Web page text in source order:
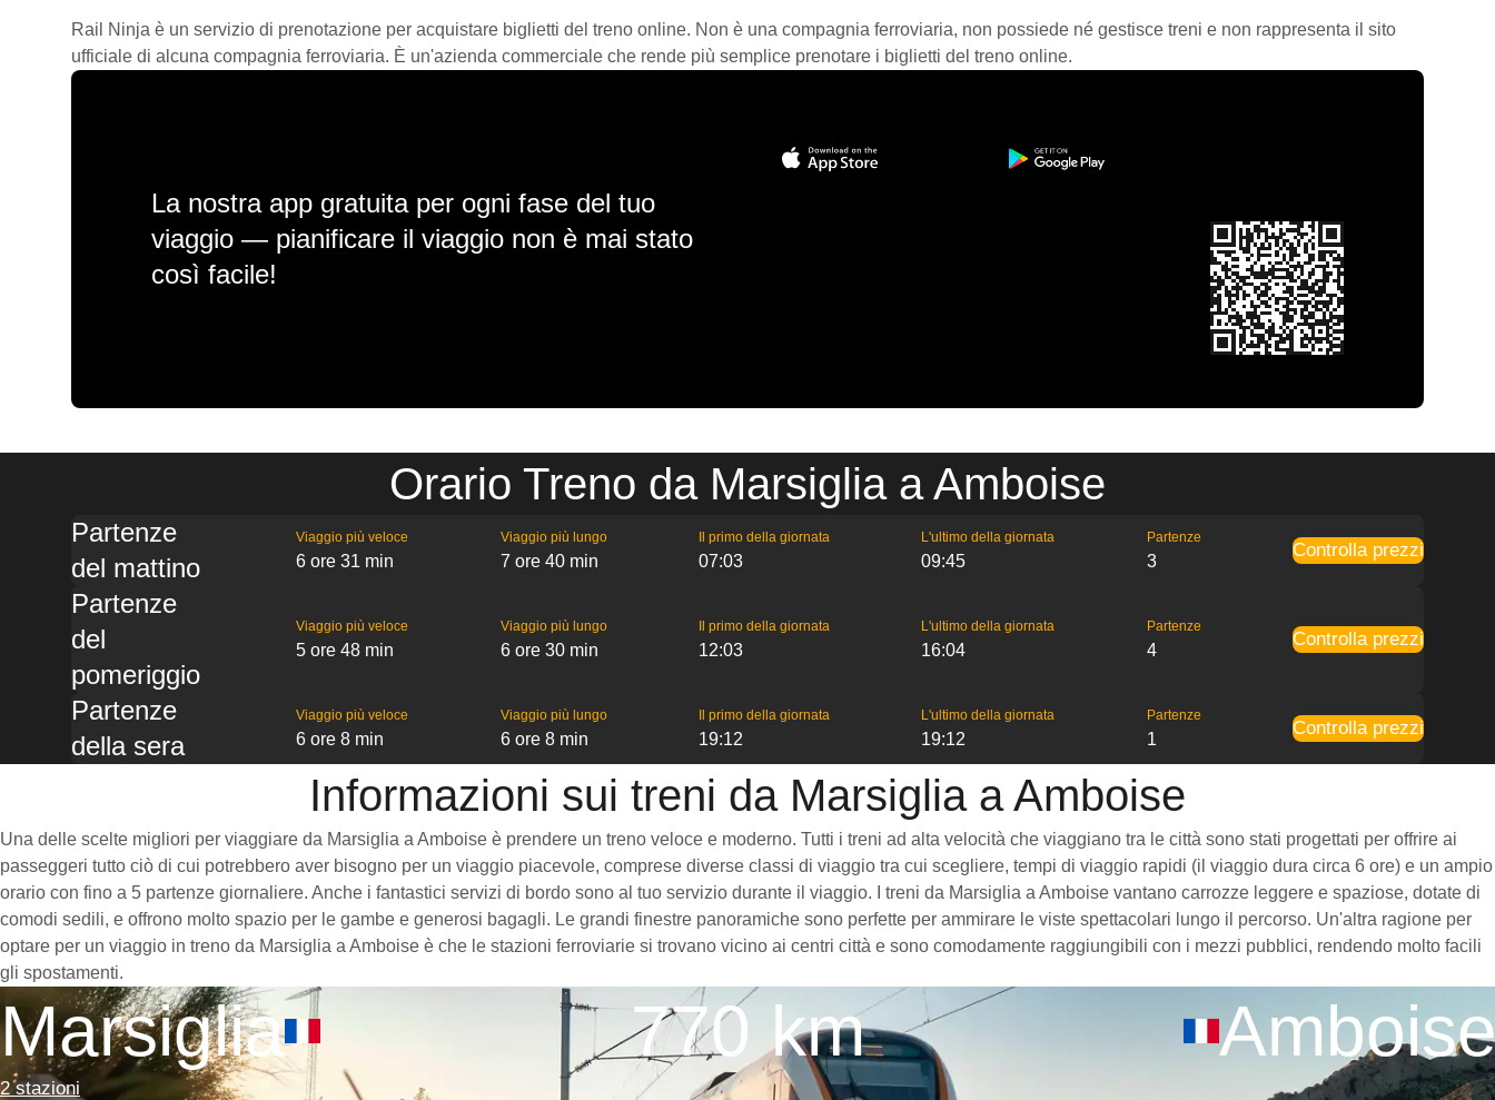
Rail Ninja è un servizio di prenotazione per acquistare biglietti del treno online. Non è una compagnia ferroviaria, non possiede né gestisce treni e non rappresenta il sito
ufficiale di alcuna compagnia ferroviaria. È un'azienda commerciale che rende più semplice prenotare i biglietti del treno online.
La nostra app gratuita per ogni fase del tuo
viaggio — pianificare il viaggio non è mai stato
così facile!
Orario Treno da Marsiglia a Amboise
Partenze
del mattino
Viaggio più veloce
6 ore 31 min
Viaggio più lungo
7 ore 40 min
Il primo della giornata
07:03
L'ultimo della giornata
09:45
Partenze
3
Controlla prezzi
Partenze
del
pomeriggio
Viaggio più veloce
5 ore 48 min
Viaggio più lungo
6 ore 30 min
Il primo della giornata
12:03
L'ultimo della giornata
16:04
Partenze
4
Controlla prezzi
Partenze
della sera
Viaggio più veloce
6 ore 8 min
Viaggio più lungo
6 ore 8 min
Il primo della giornata
19:12
L'ultimo della giornata
19:12
Partenze
1
Controlla prezzi
Informazioni sui treni da Marsiglia a Amboise
Una delle scelte migliori per viaggiare da Marsiglia a Amboise è prendere un treno veloce e moderno. Tutti i treni ad alta velocità che viaggiano tra le città sono stati progettati per offrire ai
passeggeri tutto ciò di cui potrebbero aver bisogno per un viaggio piacevole, comprese diverse classi di viaggio tra cui scegliere, tempi di viaggio rapidi (il viaggio dura circa 6 ore) e un ampio
orario con fino a 5 partenze giornaliere. Anche i fantastici servizi di bordo sono al tuo servizio durante il viaggio. I treni da Marsiglia a Amboise vantano carrozze leggere e spaziose, dotate di
comodi sedili, e offrono molto spazio per le gambe e generosi bagagli. Le grandi finestre panoramiche sono perfette per ammirare le viste spettacolari lungo il percorso. Un'altra ragione per
optare per un viaggio in treno da Marsiglia a Amboise è che le stazioni ferroviarie si trovano vicino ai centri città e sono comodamente raggiungibili con i mezzi pubblici, rendendo molto facili
gli spostamenti.
Marsiglia
2 stazioni
770 km